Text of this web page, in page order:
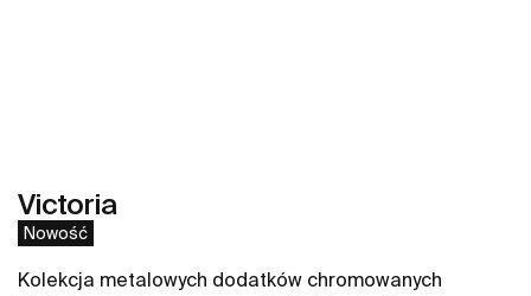
Victoria
Nowość
Kolekcja metalowych dodatków chromowanych